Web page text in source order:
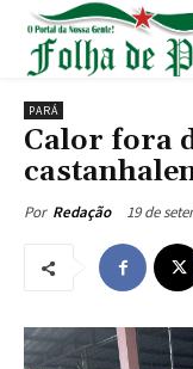
PARÁ
Calor fora
Por Redação 19 de